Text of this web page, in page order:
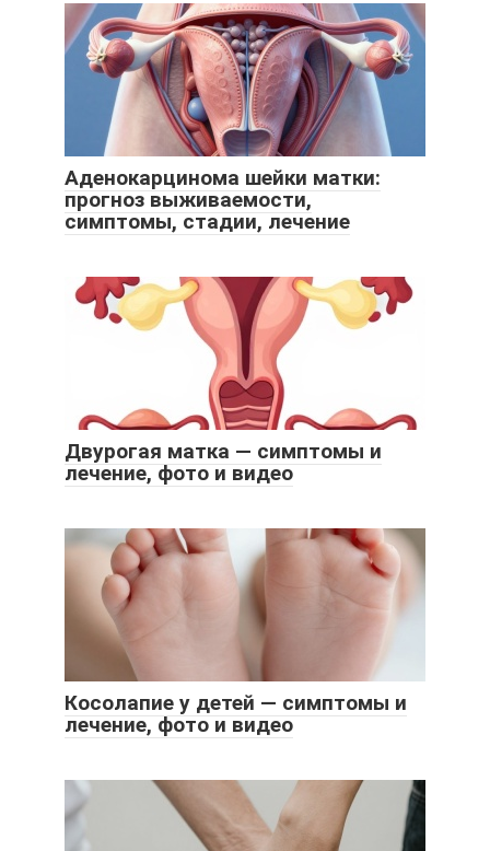
Аденокарцинома шейки матки:
прогноз выживаемости,
симптомы, стадии, лечение
Двурогая матка — симптомы и
лечение, фото и видео
Косолапие у детей — симптомы и
лечение, фото и видео